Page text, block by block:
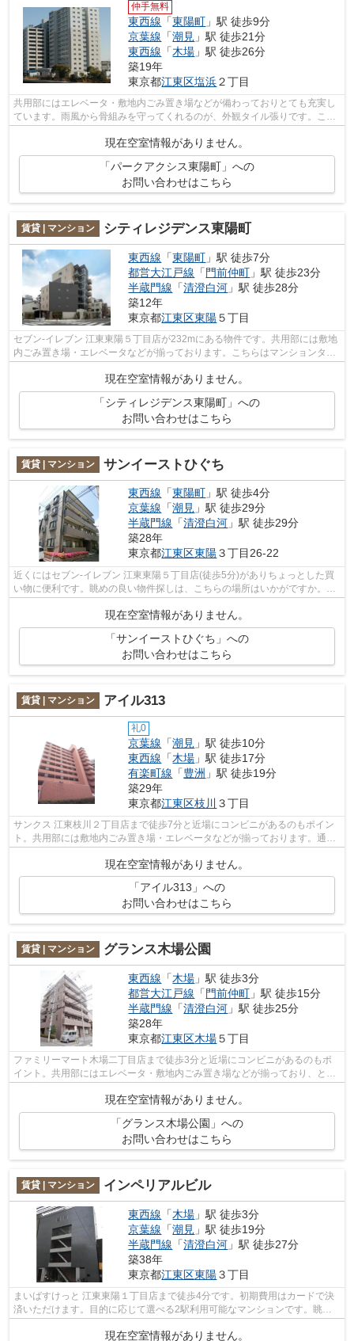
仲手無料
東西線 「東陽町 」駅 徒歩9分
京葉線 「潮見 」駅 徒歩21分
東西線 「木場 」駅 徒歩26分
築19年
東京都江東区塩浜２丁目
共用部にはエレベータ・敷地内ごみ置き場などが備わっておりとても充実し
ています。雨風から骨組みを守ってくれるのが、外観タイル張りです。こち
現在空室情報がありません。
「パークアクシス東陽町」への
お問い合わせはこちら
賃貸 | マンション シティレジデンス東陽町
東西線 「東陽町 」駅 徒歩7分
都営大江戸線 「 門前仲町 」駅 徒歩23分
半蔵門線 「清澄白河 」駅 徒歩28分
築12年
東京都江東区東陽５丁目
セブン-イレブン 江東東陽５丁目店が232mにある物件です。共用部には敷地
内ごみ置き場・エレベータなどが揃っております。こちらはマンションタイ
現在空室情報がありません。
「シティレジデンス東陽町」への
お問い合わせはこちら
賃貸 | マンション サンイーストひぐち
東西線 「東陽町 」駅 徒歩4分
京葉線 「潮見 」駅 徒歩29分
半蔵門線 「清澄白河 」駅 徒歩29分
築28年
東京都江東区東陽３丁目26-22
近くにはセブン-イレブン 江東東陽５丁目店(徒歩5分)がありちょっとした買
い物に便利です。眺めの良い物件探しは、こちらの場所はいかがですか。外
現在空室情報がありません。
「サンイーストひぐち」への
お問い合わせはこちら
賃貸 | マンション アイル313
礼0
京葉線 「潮見 」駅 徒歩10分
東西線 「木場 」駅 徒歩17分
有楽町線 「豊洲 」駅 徒歩19分
築29年
東京都江東区枝川 ３丁目
サンクス 江東枝川２丁目店まで徒歩7分と近場にコンビニがあるのもポイン
ト。共用部には敷地内ごみ置き場・エレベータなどが揃っております。通勤
やお出かけに便利な、徒歩10分に駅の...
現在空室情報がありません。
「アイル313」への
お問い合わせはこちら
賃貸 | マンション グランス木場公園
東西線 「木場 」駅 徒歩3分
都営大江戸線 「 門前仲町 」駅 徒歩15分
半蔵門線 「清澄白河 」駅 徒歩25分
築28年
東京都江東区木場５丁目
ファミリーマート木場二丁目店まで徒歩3分と近場にコンビニがあるのもポ
イント。共用部にはエレベータ・敷地内ごみ置き場などが揃っており、とて
現在空室情報がありません。
「グランス木場公園」への
お問い合わせはこちら
賃貸 | マンション インペリアルビル
東西線 「木場 」駅 徒歩3分
京葉線 「潮見 」駅 徒歩19分
半蔵門線 「清澄白河 」駅 徒歩27分
築38年
東京都江東区東陽３丁目
まいばすけっと 江東東陽１丁目店まで徒歩4分です。初期費用はカードで決
済いただけます。目的に応じて選べる2駅利用可能なマンションです。眺望
現在空室情報がありません。